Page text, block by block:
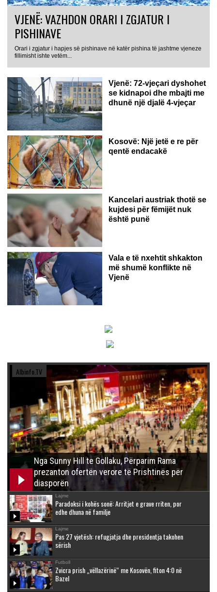
VJENË: VAZHDON ORARI I ZGJATUR I
PISHINAVE
Orari i zgjatur i hapjes së pishinave në katër pishina të jashtme vjeneze
fillimisht ishte vetëm...
Vjenë: 72-vjeçari dyshohet
se kidnapoi dhe mbajti me
dhunë një djalë 4-vjeçar
Kosovë: Një jetë e re për
qentë endacakë
Kancelari austriak thotë se
kujdesi për fëmijët nuk
është punë
Vala e të nxehtit shkakton
më shumë konflikte në
Vjenë
Albinfo.TV
Nga Sunny Hill te Gollaku, Përparim Rama
prezanton ofertën verore të Prishtinës për
diasporën
Lajme
Paradoksi i kohës sonë: Arritjet e grave rriten, por
edhe dhuna në familje
Lajme
Pas 27 vjetësh: refugjatja dhe presidentja takohen
sërish
Futboll
Zvicra prish „vëllazërinë“ me Kosovën, fiton 4:0 në
Bazel